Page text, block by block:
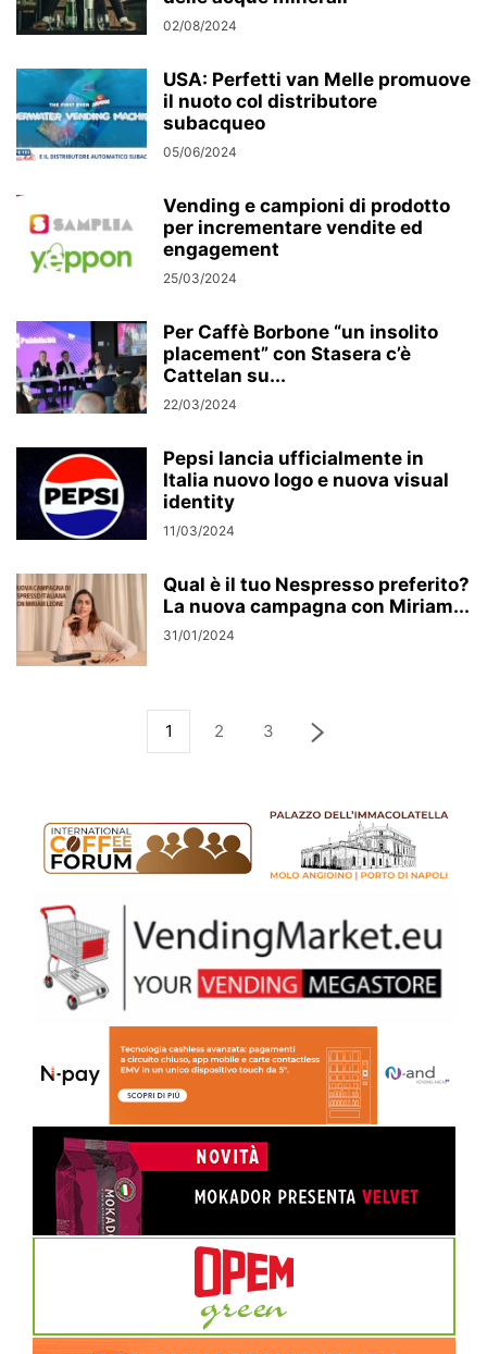
02/08/2024
USA: Perfetti van Melle promuove
il nuoto col distributore
subacqueo
05/06/2024
Vending e campioni di prodotto
per incrementare vendite ed
engagement
25/03/2024
Per Caffè Borbone “un insolito
placement” con Stasera c’è
Cattelan su...
22/03/2024
Pepsi lancia ufficialmente in
Italia nuovo logo e nuova visual
identity
11/03/2024
Qual è il tuo Nespresso preferito?
La nuova campagna con Miriam...
31/01/2024
1 2 3